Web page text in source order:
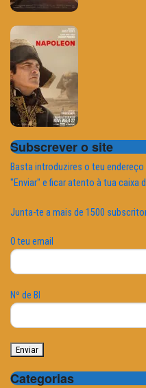
Subscrever o site
Basta introduzires o teu
"Enviar" e ficar atento à tua caixa
Junta-te a mais de 1500
O teu email
Nº de BI
Categorias